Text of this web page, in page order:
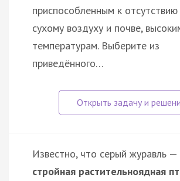
приспособленным к
сухому воздуху и почве,
температурам. Выберите из
приведённого…
Известно, что серый журавль —
стройная растительноядная